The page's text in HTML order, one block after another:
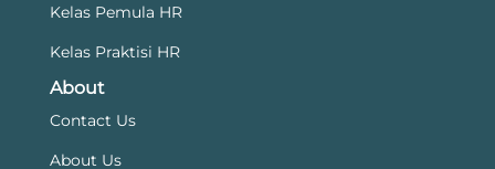
Kelas Pemula HR
Kelas Praktisi HR
About
Contact Us
About Us